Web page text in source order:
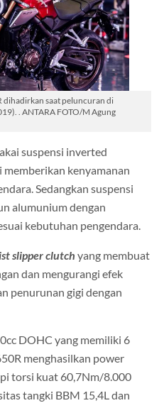
dihadirkan saat peluncuran di
. ANTARA FOTO/M Agung
suspensi inverted
memberikan kenyamanan
Sedangkan suspensi
alumunium dengan
kebutuhan pengendara.
slipper clutch yang membuat
dan mengurangi efek
penurunan gigi dengan
DOHC yang memiliki 6
menghasilkan power
torsi kuat 60,7Nm/8.000
tangki BBM 15,4L dan